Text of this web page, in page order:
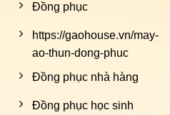
Đồng phục
https://gaohouse.vn/may-
ao-thun-dong-phuc
Đồng phục nhà hàng
Đồng phục học sinh